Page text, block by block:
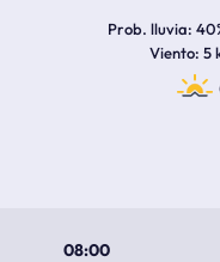
Prob. lluvia
Viento 5
08:00